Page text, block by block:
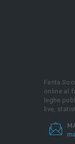
online al
leghe
live,